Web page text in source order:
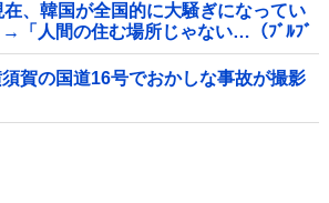
在、韓国が全国的に大騒ぎになってい
「人間の住む場所じゃない…（ﾌﾞﾙﾌﾞ
須賀の国道16号でおかしな事故が撮影